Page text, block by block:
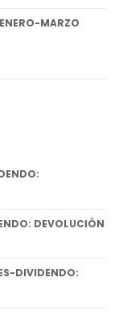
MARZO
DEVOLUCIÓN
DIVIDENDO: